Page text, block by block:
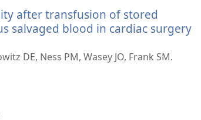
after transfusion of stored
salvaged blood in cardiac surgery
DE, Ness PM, Wasey JO, Frank SM.